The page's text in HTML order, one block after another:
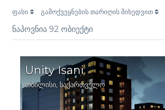
ფასი გამოქვეყნების თარიღის მიხედვით
ნაპოვნია 92 ობიექტი
Unity Isani
თბილისი, საქართველო